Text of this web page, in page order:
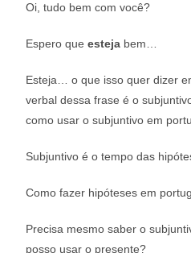
Oi, tudo bem com você?
Espero que esteja bem…
Esteja… o que isso quer dizer
verbal dessa frase é o
como usar o subjuntivo em
Subjuntivo é o tempo das
Como fazer hipóteses em
Precisa mesmo saber o
posso usar o presente?